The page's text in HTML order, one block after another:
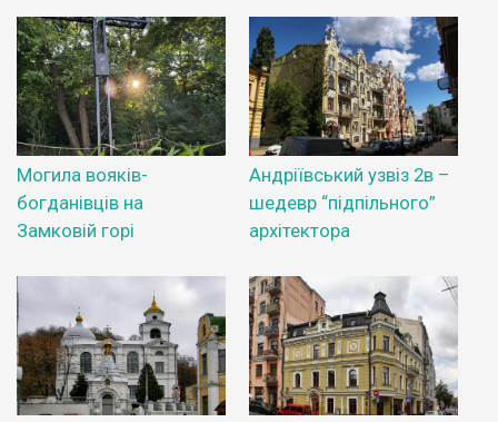
Могила вояків-
богданівців на
Замковій горі
Андріївський узвіз 2в –
шедевр “підпільного”
архітектора